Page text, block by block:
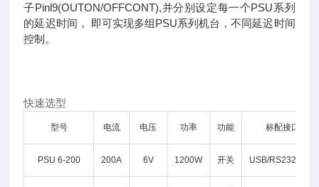
子Pinl9(OUTON/OFFCONT),并分别设定每一个PSU系列
的延迟时间， 即可实现多组PSU系列机台，不同延迟时间
控制。
快速选型
型号 电流 电压 功率 功能 标配接口
PSU 6-200 200A 6V 1200W 开关 USB/RS232/LAN